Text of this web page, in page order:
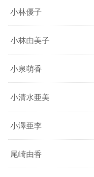
小林優子
小林由美子
小泉萌香
小清水亜美
小澤亜李
尾崎由香